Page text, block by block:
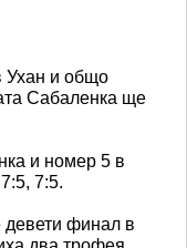
Ухан и общо
Сабаленка ще
и номер 5 в
7:5.
девети финал в